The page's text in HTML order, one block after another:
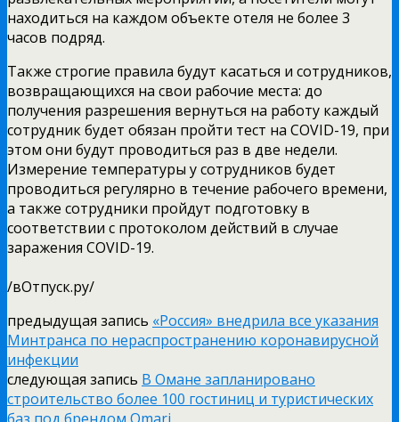
находиться на каждом объекте отеля не более 3
часов подряд.
Также строгие правила будут касаться и сотрудников,
возвращающихся на свои рабочие места: до
получения разрешения вернуться на работу каждый
сотрудник будет обязан пройти тест на COVID-19, при
этом они будут проводиться раз в две недели.
Измерение температуры у сотрудников будет
проводиться регулярно в течение рабочего времени,
а также сотрудники пройдут подготовку в
соответствии с протоколом действий в случае
заражения COVID-19.
/вОтпуск.ру/
предыдущая запись «Россия» внедрила все указания
Минтранса по нераспространению коронавирусной
инфекции
следующая запись В Омане запланировано
строительство более 100 гостиниц и туристических